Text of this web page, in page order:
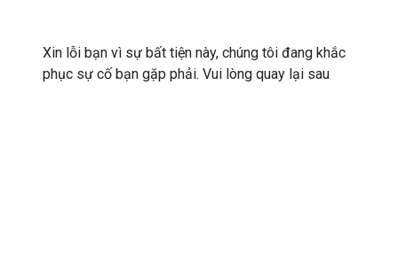
Xin lỗi bạn vì sự bất tiện này, chúng tôi đang khắc
phục sự cố bạn gặp phải. Vui lòng quay lại sau